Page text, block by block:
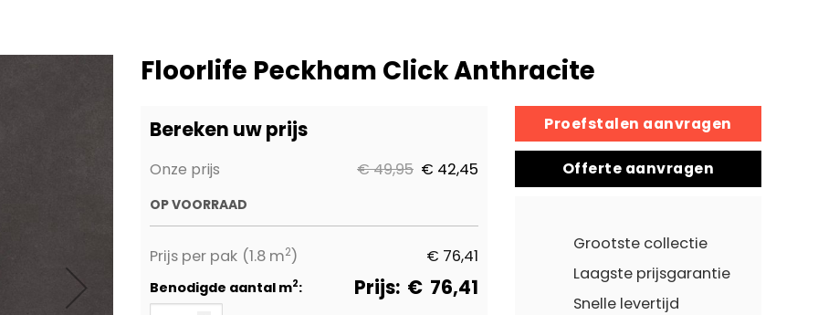
Floorlife Peckham Click Anthracite
Bereken uw prijs
Onze prijs € 49,95 € 42,45
OP VOORRAAD
Prijs per pak (1.8 m2) € 76,41
Benodigde aantal m2: Prijs: € 76,41
Proefstalen aanvragen
Offerte aanvragen
Grootste collectie
Laagste prijsgarantie
Snelle levertijd